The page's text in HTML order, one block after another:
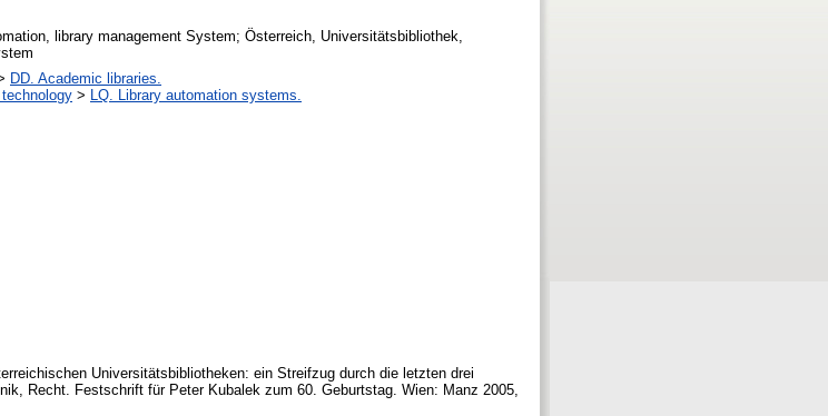
library management System; Österreich, Universitätsbibliothek,
DD. Academic libraries.
technology >
LQ. Library automation systems.
Universitätsbibliotheken: ein Streifzug durch die letzten drei
Recht. Festschrift für Peter Kubalek zum 60. Geburtstag. Wien: Manz 2005,